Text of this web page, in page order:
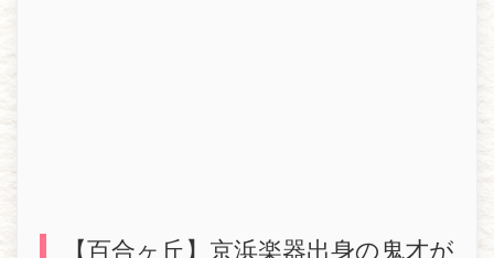
【百合ヶ丘】京浜楽器出身の鬼才が